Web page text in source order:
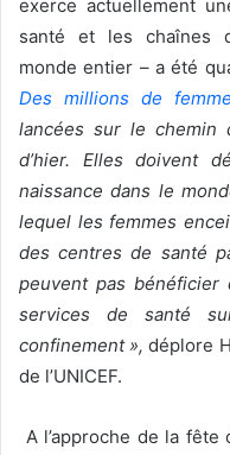
exerce actuellement
santé et les chaînes
monde entier – a été
Des millions de
lancées sur le chemin
d’hier. Elles doivent
naissance dans le
lequel les femmes
des centres de santé
peuvent pas bénéficier
services de santé
confinement », déplore
de l’UNICEF.
A l’approche de la